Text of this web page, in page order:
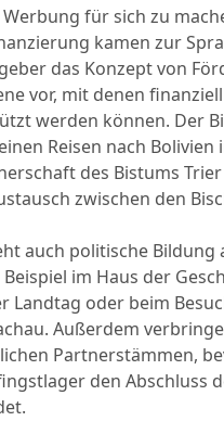
für sich zu
kamen zur
das Konzept von
vor, mit denen
werden können. Der
Reisen nach Bolivien
des Bistums
zwischen den
auch politische Bildung
im Haus der
Landtag oder beim
Außerdem
Partnerstämmen,
den Abschluss